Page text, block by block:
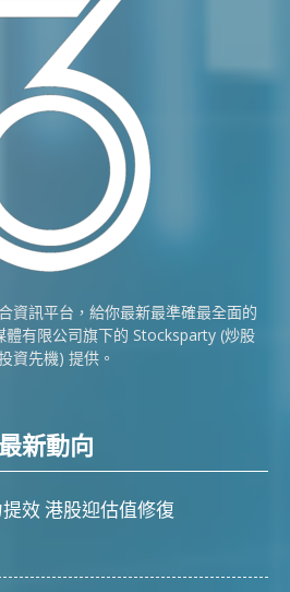
資訊平台，給你最新最準確最全面的
體有限公司旗下的 Stocksparty (炒股
資先機) 提供。
最新動向
效 港股迎估值修復